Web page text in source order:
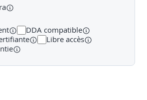
et des stades de maturités (ce
faire)
DDA compatible
Libre accès